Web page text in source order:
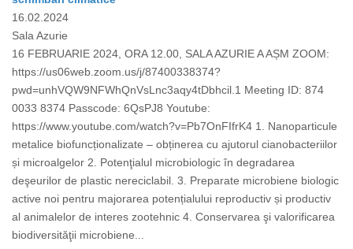
16.02.2024
Sala Azurie
16 FEBRUARIE 2024, ORA 12.00, SALA AZURIE A AȘM ZOOM:
https://us06web.zoom.us/j/87400338374?
pwd=unhVQW9NFWhQnVsLnc3aqy4tDbhcil.1 Meeting ID: 874
0033 8374 Passcode: 6QsPJ8 Youtube:
https://www.youtube.com/watch?v=Pb7OnFIfrK4 1. Nanoparticule
metalice biofuncționalizate – obținerea cu ajutorul cianobacteriilor
și microalgelor 2. Potenţialul microbiologic în degradarea
deşeurilor de plastic nereciclabil. 3. Preparate microbiene biologic
active noi pentru majorarea potențialului reproductiv și productiv
al animalelor de interes zootehnic 4. Conservarea şi valorificarea
biodiversităţii microbiene...